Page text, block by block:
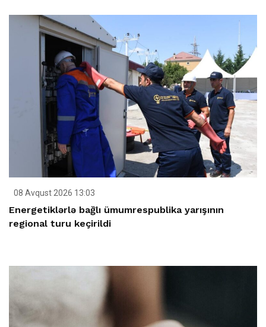
08 Avqust 2026 13:03
Energetiklərlə bağlı ümumrespublika yarışının
regional turu keçirildi